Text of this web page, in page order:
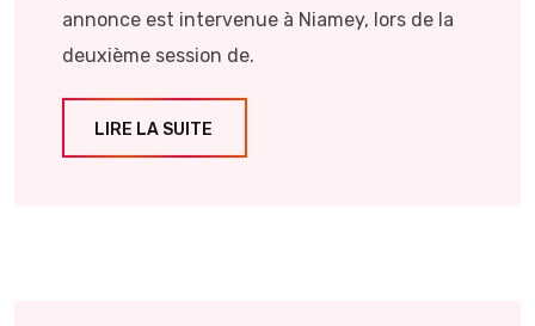
annonce est intervenue à Niamey, lors de la
deuxième session de.
LIRE LA SUITE